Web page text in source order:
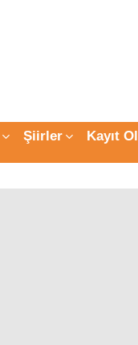
Şiirler Kayıt Ol